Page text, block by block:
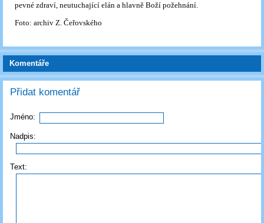
pevné zdraví, neutuchající elán a hlavně Boží požehnání.
Foto: archiv Z. Čeřovského
Komentáře
Přidat komentář
Jméno:
Nadpis:
Text: